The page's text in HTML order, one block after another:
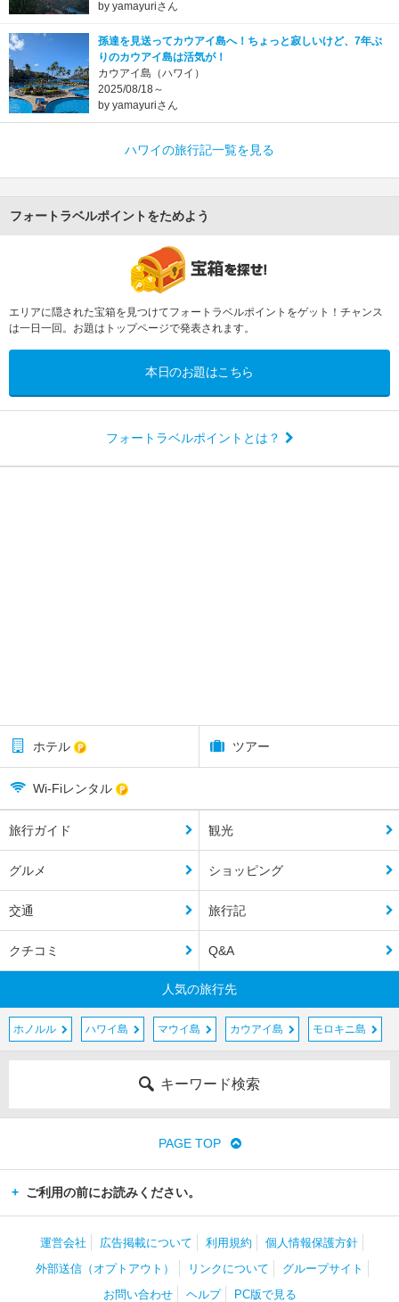
by yamayuriさん
孫達を見送ってカウアイ島へ！ちょっと寂しいけど、7年ぶ
りのカウアイ島は活気が！
カウアイ島（ハワイ）
2025/08/18～
by yamayuriさん
ハワイの旅行記一覧を見る
フォートラベルポイントをためよう
エリアに隠された宝箱を見つけてフォートラベルポイントをゲット！チャンス
は一日一回。お題はトップページで発表されます。
本日のお題はこちら
フォートラベルポイントとは？
ホテル ツアー
Wi-Fiレンタル
旅行ガイド 観光
グルメ ショッピング
交通 旅行記
クチコミ Q&A
人気の旅行先
ホノルル ハワイ島 マウイ島 カウアイ島 モロキニ島
キーワード検索
PAGE TOP
ご利用の前にお読みください。
運営会社 広告掲載について 利用規約
個人情報保護方針
外部送信（オプトアウト）
リンクについて
グループサイト
お問い合わせ
ヘルプ PC版で見る